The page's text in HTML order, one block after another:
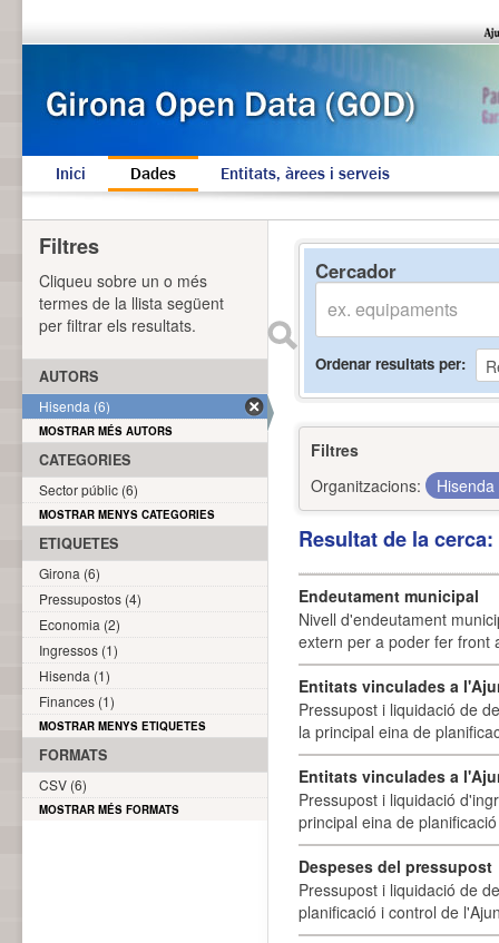
Inici Dades Entitats, àrees i serveis
Cercador
Ordenar resultats per
Filtres
Organitzacions:
Hisenda
Resultat de la
Endeutament municipal
Nivell d'endeutament
extern per a poder fer front
Entitats vinculades a
Pressupost i liquidació de
la principal eina de
Entitats vinculades a
Pressupost i liquidació
principal eina de
Despeses del pressupost
Pressupost i liquidació de
planificació i control de
Filtres
Cliqueu sobre un o més
termes de la llista següent
per filtrar els resultats.
AUTORS
Hisenda (6)
MOSTRAR MÉS AUTORS
CATEGORIES
Sector públic (6)
MOSTRAR MENYS CATEGORIES
ETIQUETES
Girona (6)
Pressupostos (4)
Economia (2)
Ingressos (1)
Hisenda (1)
Finances (1)
MOSTRAR MENYS ETIQUETES
FORMATS
CSV (6)
MOSTRAR MÉS FORMATS